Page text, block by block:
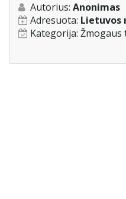
Autorius: Anonimas
Adresuota: Lietuvos
Kategorija: Žmogaus